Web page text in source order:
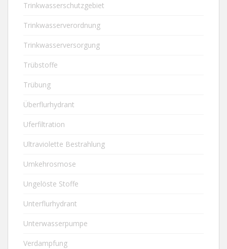
Trinkwasserschutzgebiet
Trinkwasserverordnung
Trinkwasserversorgung
Trübstoffe
Trübung
Überflurhydrant
Uferfiltration
Ultraviolette Bestrahlung
Umkehrosmose
Ungelöste Stoffe
Unterflurhydrant
Unterwasserpumpe
Verdampfung